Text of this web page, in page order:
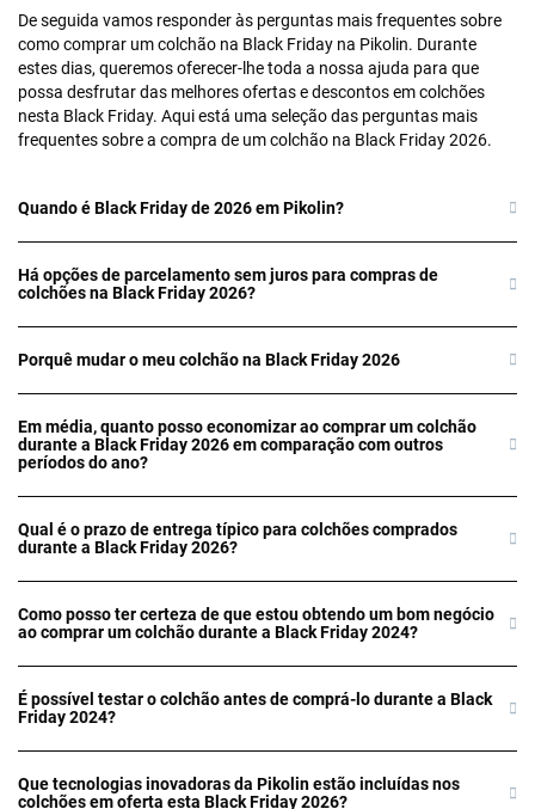
De seguida vamos responder às perguntas mais frequentes sobre
como comprar um colchão na Black Friday na Pikolin. Durante
estes dias, queremos oferecer-lhe toda a nossa ajuda para que
possa desfrutar das melhores ofertas e descontos em colchões
nesta Black Friday. Aqui está uma seleção das perguntas mais
frequentes sobre a compra de um colchão na Black Friday 2026.
Quando é Black Friday de 2026 em Pikolin?
Há opções de parcelamento sem juros para compras de
colchões na Black Friday 2026?
Porquê mudar o meu colchão na Black Friday 2026
Em média, quanto posso economizar ao comprar um colchão
durante a Black Friday 2026 em comparação com outros
períodos do ano?
Qual é o prazo de entrega típico para colchões comprados
durante a Black Friday 2026?
Como posso ter certeza de que estou obtendo um bom negócio
ao comprar um colchão durante a Black Friday 2024?
É possível testar o colchão antes de comprá-lo durante a Black
Friday 2024?
Que tecnologias inovadoras da Pikolin estão incluídas nos
colchões em oferta esta Black Friday 2026?